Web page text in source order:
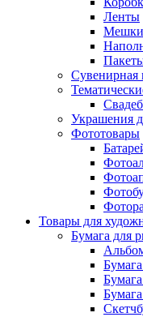
Ленты
Мешки
Сувенирная
Украшения
Фототовары
Товары для
Бумага для